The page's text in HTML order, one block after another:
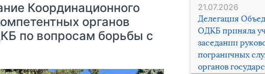
21.07.2026
Делегация
ОДКБ приняла
заседании
пограничных
органов
Координационного
органов
по вопросам борьбы с